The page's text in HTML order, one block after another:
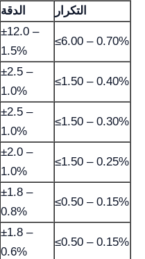
الدقة التكرار
±12.0 –
1.5%
≤6.00 – 0.70%
±2.5 –
1.0%
≤1.50 – 0.40%
±2.5 –
1.0%
≤1.50 – 0.30%
±2.0 –
1.0%
≤1.50 – 0.25%
±1.8 –
0.8%
≤0.50 – 0.15%
±1.8 –
0.6%
≤0.50 – 0.15%